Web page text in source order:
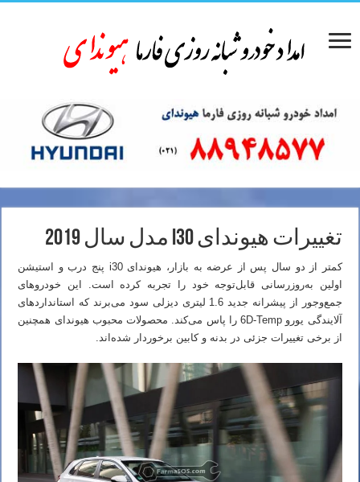
تغییرات هیوندای i30 مدل سال 2019
کمتر از دو سال پس از عرضه به بازار، هیوندای i30 پنج درب و استیشن
اولین به‌روزرسانی قابل‌توجه خود را تجربه کرده است. این خودروهای
جمع‌وجور از پیشرانه جدید 1.6 لیتری دیزلی سود می‌برند که استانداردهای
آلایندگی یورو 6D-Temp را پاس می‌کند. محصولات محبوب هیوندای همچنین
از برخی تغییرات جزئی در بدنه و کابین برخوردار شده‌اند.